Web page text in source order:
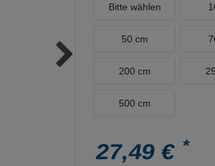
Bitte wählen
50 cm
200 cm
500 cm
27,49 €*